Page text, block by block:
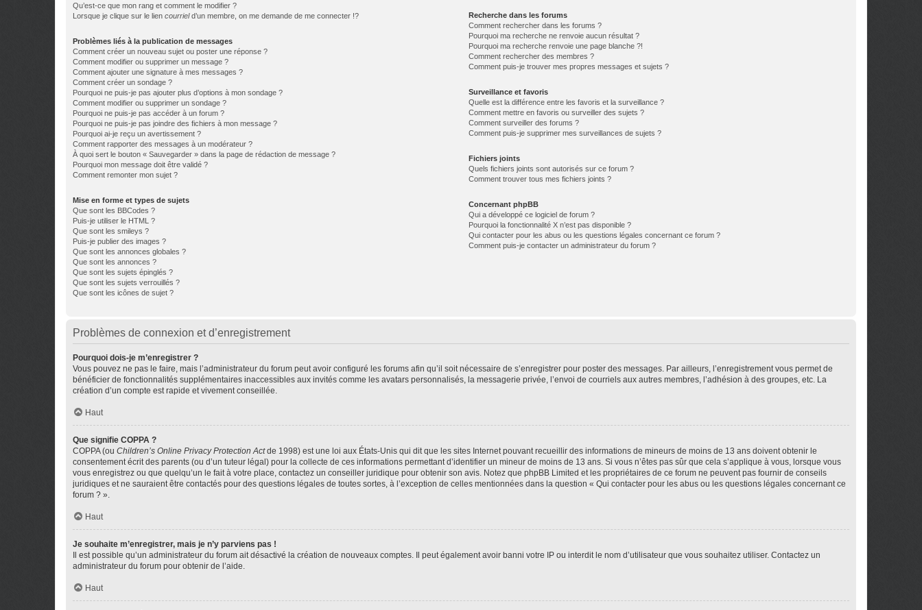
Qu’est-ce que mon rang et comment le modifier ?
Lorsque je clique sur le lien courrield’un membre, on me demande de me connecter !?
Problèmes liés à la publication de messages
Comment créer un nouveau sujet ou poster une réponse ?
Comment modifier ou supprimer un message ?
Comment ajouter une signature à mes messages ?
Comment créer un sondage ?
Pourquoi ne puis-je pas ajouter plus d’options à mon sondage ?
Comment modifier ou supprimer un sondage ?
Pourquoi ne puis-je pas accéder à un forum ?
Pourquoi ne puis-je pas joindre des fichiers à mon message ?
Pourquoi ai-je reçu un avertissement ?
Comment rapporter des messages à un modérateur ?
À quoi sert le bouton « Sauvegarder » dans la page de rédaction de message ?
Pourquoi mon message doit être validé ?
Comment remonter mon sujet ?
Mise en forme et types de sujets
Que sont les BBCodes ?
Puis-je utiliser le HTML ?
Que sont les smileys ?
Puis-je publier des images ?
Que sont les annonces globales ?
Que sont les annonces ?
Que sont les sujets épinglés ?
Que sont les sujets verrouillés ?
Que sont les icônes de sujet ?
Recherche dans les forums
Comment rechercher dans les forums ?
Pourquoi ma recherche ne renvoie aucun résultat ?
Pourquoi ma recherche renvoie une page blanche ?!
Comment rechercher des membres ?
Comment puis-je trouver mes propres messages et sujets ?
Surveillance et favoris
Quelle est la différence entre les favoris et la surveillance ?
Comment mettre en favoris ou surveiller des sujets ?
Comment surveiller des forums ?
Comment puis-je supprimer mes surveillances de sujets ?
Fichiers joints
Quels fichiers joints sont autorisés sur ce forum ?
Comment trouver tous mes fichiers joints ?
Concernant phpBB
Qui a développé ce logiciel de forum ?
Pourquoi la fonctionnalité X n’est pas disponible ?
Qui contacter pour les abus ou les questions légales concernant ce forum ?
Comment puis-je contacter un administrateur du forum ?
Problèmes de connexion et d’enregistrement
Pourquoi dois-je m’enregistrer ?
Vous pouvez ne pas le faire, mais l’administrateur du forum peut avoir configuré les forums afin qu’il soit nécessaire de s’enregistrer pour poster des messages. Par ailleurs, l’enregistrement vous permet de
bénéficier de fonctionnalités supplémentaires inaccessibles aux invités comme les avatars personnalisés, la messagerie privée, l’envoi de courriels aux autres membres, l’adhésion à des groupes, etc. La
création d’un compte est rapide et vivement conseillée.
Haut
Que signifie COPPA ?
COPPA (ou Children’s Online Privacy Protection Actde 1998) est une loi aux États-Unis qui dit que les sites Internet pouvant recueillir des informations de mineurs de moins de 13 ans doivent obtenir le
consentement écrit des parents (ou d’un tuteur légal) pour la collecte de ces informations permettant d’identifier un mineur de moins de 13 ans. Si vous n’êtes pas sûr que cela s’applique à vous, lorsque vous
vous enregistrez ou que quelqu’un le fait à votre place, contactez un conseiller juridique pour obtenir son avis. Notez que phpBB Limited et les propriétaires de ce forum ne peuvent pas fournir de conseils
juridiques et ne sauraient être contactés pour des questions légales de toutes sortes, à l’exception de celles mentionnées dans la question « Qui contacter pour les abus ou les questions légales concernant ce
forum ? ».
Haut
Je souhaite m’enregistrer, mais je n’y parviens pas !
Il est possible qu’un administrateur du forum ait désactivé la création de nouveaux comptes. Il peut également avoir banni votre IP ou interdit le nom d’utilisateur que vous souhaitez utiliser. Contactez un
administrateur du forum pour obtenir de l’aide.
Haut